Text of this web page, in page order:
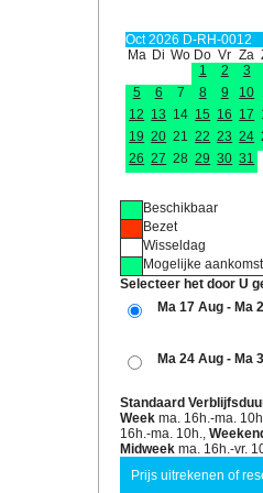
Oct 2026 D-RH-0012
Ma Di Wo Do Vr Za
1
2 3
5
6 7 8 9 10
12 13 14 15 16 17
19 20 21 22 23 24
26 27 28 29 30 31
Beschikbaar
Bezet
Wisseldag
Mogelijke
Selecteer het door U
Ma 17 Aug - Ma
Ma 24 Aug - Ma
Standaard
Week ma. 16h.-ma.
16h.-ma. 10h.,
Midweek ma. 16h.-vr.